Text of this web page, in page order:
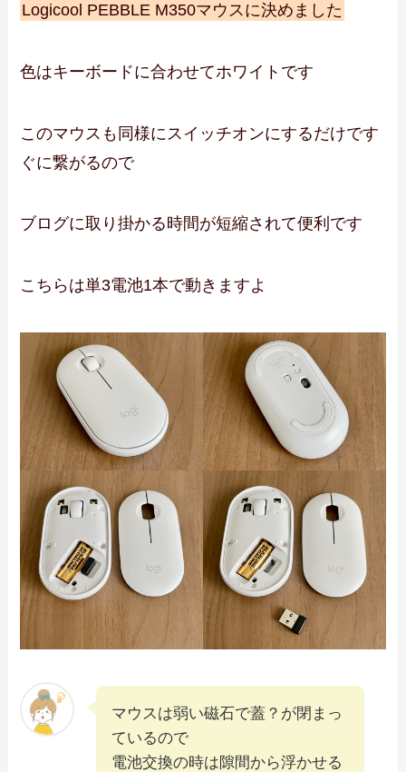
Logicool PEBBLE M350マウスに決めました
色はキーボードに合わせてホワイトです
このマウスも同様にスイッチオンにするだけです
ぐに繋がるので
ブログに取り掛かる時間が短縮されて便利です
こちらは単3電池1本で動きますよ
マウスは弱い磁石で蓋？が閉まっ
ているので
電池交換の時は隙間から浮かせる